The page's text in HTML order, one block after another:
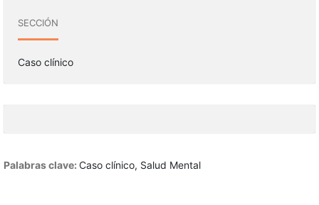
SECCIÓN
Caso clínico
Palabras clave: Caso clínico, Salud Mental